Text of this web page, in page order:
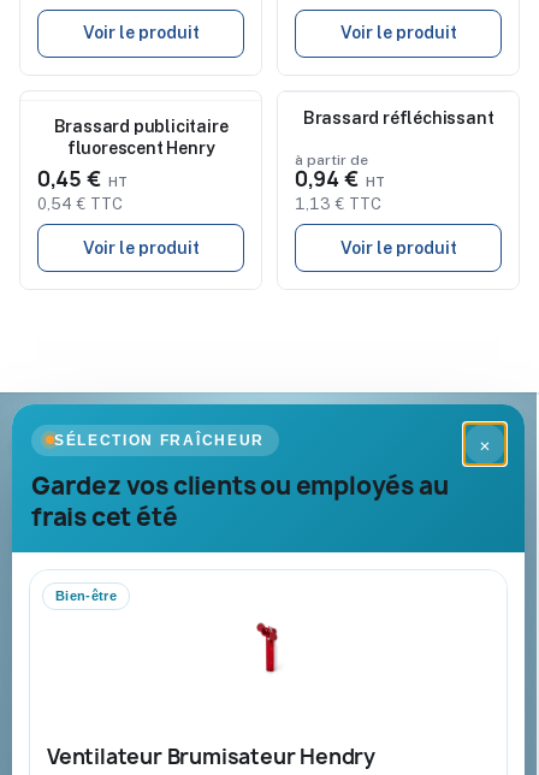
Voir le produit Voir le produit
Nouveau
Brassard publicitaire
fluorescent Henry
0,45 €
0,54 € TTC
Voir le produit
Nouveau
Brassard réfléchissant
à partir de
0,94 €
1,13 € TTC
Voir le produit
×
SÉLECTION FRAÎCHEUR
Gardez vos clients ou employés au
frais cet été
Bien-être
Ventilateur Brumisateur Hendry
Goodies Pub France
Objets publicitaires · par Promenoch
Votre partenaire B2B pour les goodies et cadeaux d’affaires
collectivités et administrations.
Mandat administratif & Chorus Pro
Nouveautés
À propos